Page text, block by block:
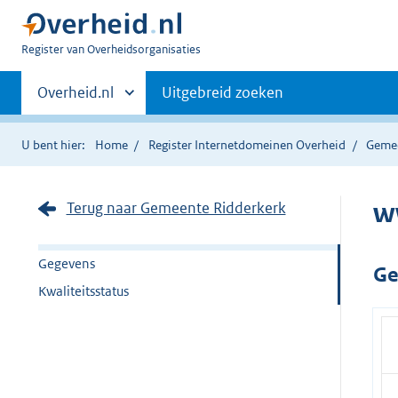
U
Register van Overheidsorganisaties
Primaire
navigatie
Andere
sites
binnen
Overheid.nl Uitgebreid zoeken
U bent hier: Home Register Internetdomeinen Overheid
Terug naar Gemeente Ridderkerk
Gegevens
Kwaliteitsstatus